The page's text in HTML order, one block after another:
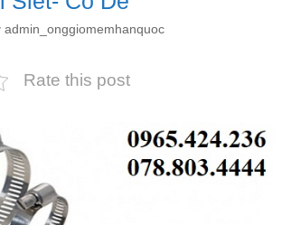
admin_onggiomemhanquoc
Rate this post